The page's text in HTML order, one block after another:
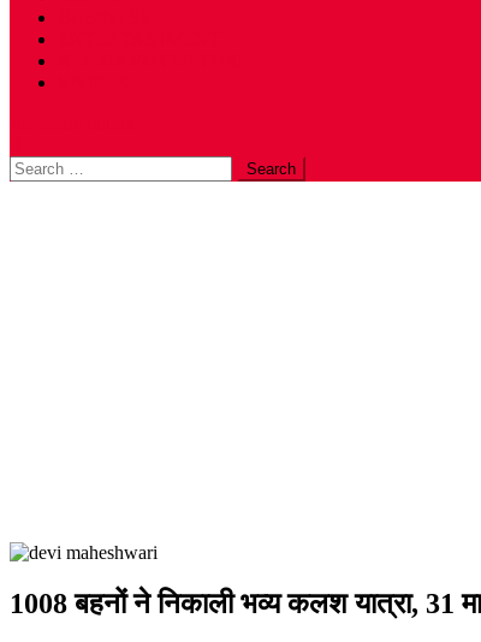
Search
for:
1008 बहनों ने निकाली भव्य कलश यात्रा, 31